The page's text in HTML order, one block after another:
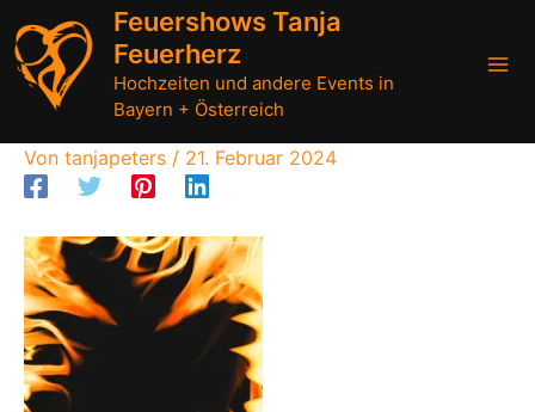
Inhalt
springen
Feuershows Tanja
Feuerherz
Hochzeiten und andere Events in
Bayern + Österreich
Von tanjapeters / 21. Februar 2024